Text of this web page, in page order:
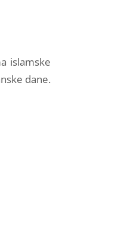
islamske
dane.